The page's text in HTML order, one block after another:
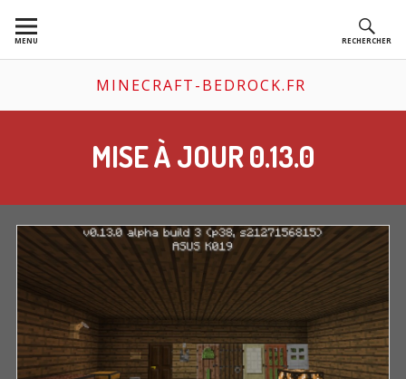
auMENU RECHERCHER
MINECRAFT-BEDROCK.FR
MISE À JOUR 0.13.0